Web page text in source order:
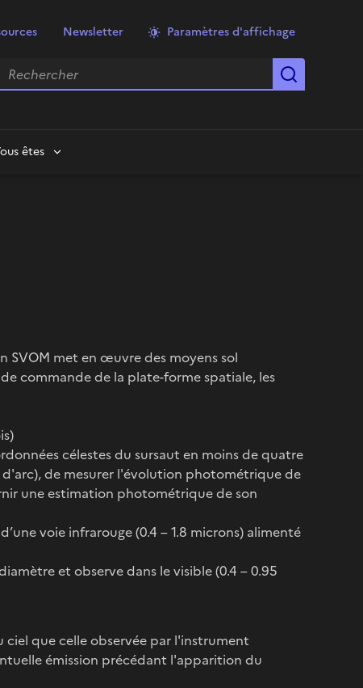
Newsletter Paramètres d'affichage
Rechercher
êtes
SVOM met en œuvre des moyens sol
commande de la plate-forme spatiale, les
célestes du sursaut en moins de quatre
de mesurer l'évolution photométrique de
une estimation photométrique de son
voie infrarouge (0.4 – 1.8 microns) alimenté
et observe dans le visible (0.4 – 0.95
ciel que celle observée par l'instrument
émission précédant l'apparition du